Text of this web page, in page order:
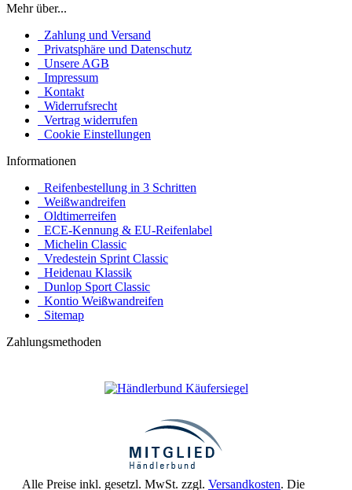
Mehr über...
Zahlung und Versand
Privatsphäre und Datenschutz
Unsere AGB
Impressum
Kontakt
Widerrufsrecht
Vertrag widerrufen
Cookie Einstellungen
Informationen
Reifenbestellung in 3 Schritten
Weißwandreifen
Oldtimerreifen
ECE-Kennung & EU-Reifenlabel
Michelin Classic
Vredestein Sprint Classic
Heidenau Klassik
Dunlop Sport Classic
Kontio Weißwandreifen
Sitemap
Zahlungsmethoden
Alle Preise inkl. gesetzl. MwSt. zzgl. Versandkosten. Die